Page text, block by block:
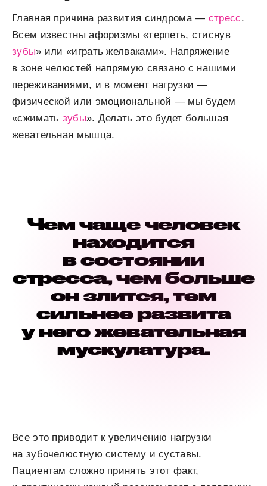
Главная причина развития синдрома — стресс.
Всем известны афоризмы «терпеть, стиснув
зубы» или «играть желваками». Напряжение
в зоне челюстей напрямую связано с нашими
переживаниями, и в момент нагрузки —
физической или эмоциональной — мы будем
«сжимать зубы». Делать это будет большая
жевательная мышца.
Чем чаще человек
находится
в состоянии
стресса, чем больше
он злится, тем
сильнее развита
у него жевательная
мускулатура.
Все это приводит к увеличению нагрузки
на зубочелюстную систему и суставы.
Пациентам сложно принять этот факт,